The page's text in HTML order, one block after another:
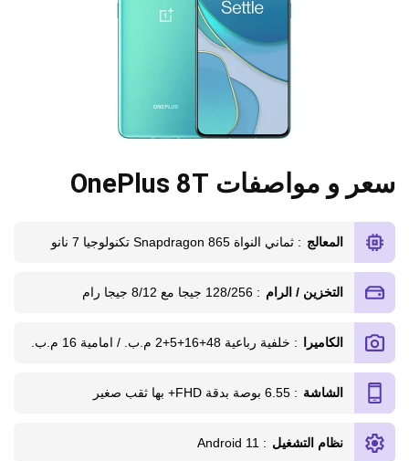
سعر و مواصفات OnePlus 8T
المعالج : ثماني النواة Snapdragon 865 تكنولوجيا 7 نانو
التخزين / الرام : 128/256 جيجا مع 8/12 جيجا رام
الكاميرا : خلفية رباعية 48+16+5+2 م.ب. / امامية 16 م.ب.
الشاشة : 6.55 بوصة بدقة FHD+ بها ثقب صغير
نظام التشغيل : Android 11